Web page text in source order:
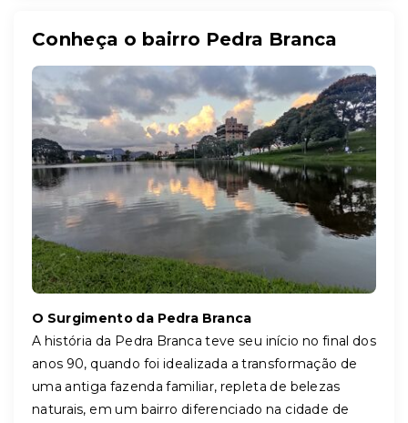
Conheça o bairro Pedra Branca
O Surgimento da Pedra Branca
A história da Pedra Branca teve seu início no final dos
anos 90, quando foi idealizada a transformação de
uma antiga fazenda familiar, repleta de belezas
naturais, em um bairro diferenciado na cidade de